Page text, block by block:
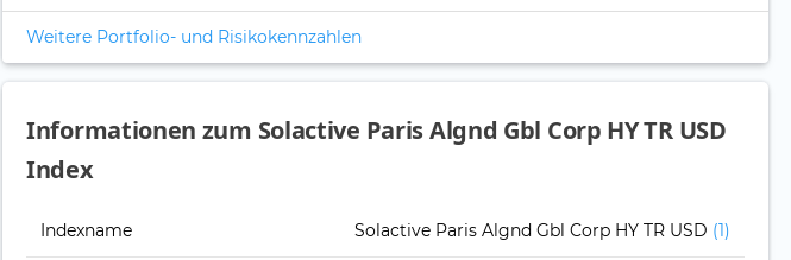
Weitere Portfolio- und Risikokennzahlen
Informationen zum Solactive Paris Algnd Gbl Corp HY TR USD
Index
Indexname Solactive Paris Algnd Gbl Corp HY TR USD (1)